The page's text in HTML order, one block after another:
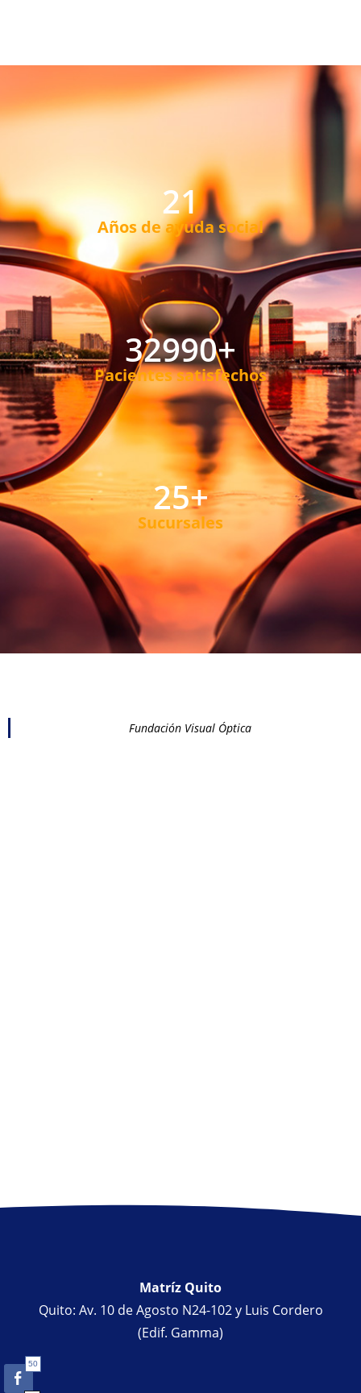
Años de ayuda social
21
Pacientes satisfechos
32990+
Sucursales
25+
Fundación Visual Óptica
Matríz Quito
Quito: Av. 10 de Agosto N24-102 y Luis Cordero
(Edif. Gamma)
50